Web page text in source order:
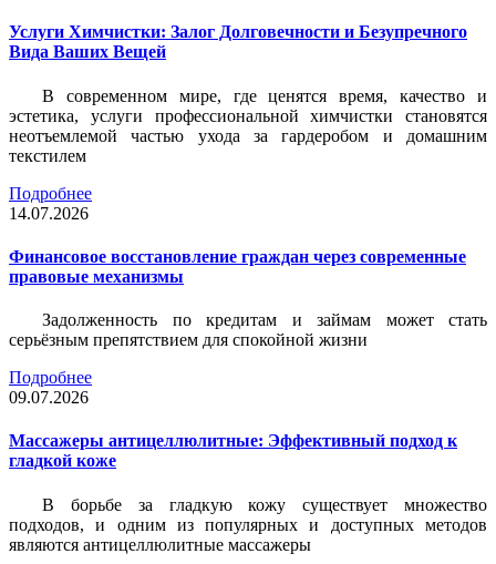
Услуги Химчистки: Залог Долговечности и Безупречного
Вида Ваших Вещей
В современном мире, где ценятся время, качество и
эстетика, услуги профессиональной химчистки становятся
неотъемлемой частью ухода за гардеробом и домашним
текстилем
Подробнее
14.07.2026
Финансовое восстановление граждан через современные
правовые механизмы
Задолженность по кредитам и займам может стать
серьёзным препятствием для спокойной жизни
Подробнее
09.07.2026
Массажеры антицеллюлитные: Эффективный подход к
гладкой коже
В борьбе за гладкую кожу существует множество
подходов, и одним из популярных и доступных методов
являются антицеллюлитные массажеры